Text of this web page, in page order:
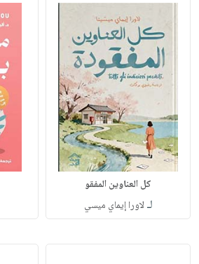
كل العناوين المفقو
لـ لاورا إيماي ميسي